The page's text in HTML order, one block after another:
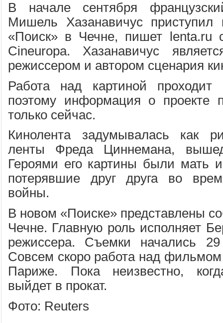
В начале сентября
Мишель Хазанавичус
«Поиск» в Чечне, пишет lenta.ru
Cineuropa. Хазанавичус
режиссером и автором сценария
Работа над картиной
поэтому информация о проекте
только сейчас.
Кинолента задумывалась как
ленты Фреда Циннемана,
Героями его картины были мать
потерявшие друг друга во
войны.
В новом «Поиске» представлены
Чечне. Главную роль исполняет
режиссера. Съемки начались
Совсем скоро работа над
Париже. Пока неизвестно,
выйдет в прокат.
Фото: Reuters